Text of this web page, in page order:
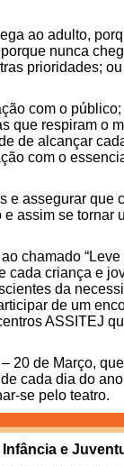
ao adulto,
nunca
prioridades;
com o
que respiram o
de alcançar
com o
e assegurar que
assim se tornar
chamado
criança e
da
de um
ASSITEJ
20 de Março,
cada dia do
se pelo teatro.
e